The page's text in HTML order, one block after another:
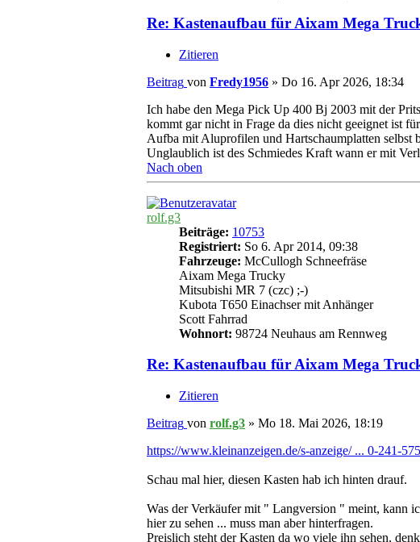
Re: Kastenaufbau für Aixam Mega
Zitieren
Beitrag von Fredy1956 » Do 16. Apr 2026, 18:34
Ich habe den Mega Pick Up 400 Bj 2003 mit der
kommt gar nicht in Frage da dies nicht geeignet ist
Aufba mit Aluprofilen und Hartschaumplatten selbst
Unglaublich ist des Schmiedes Kraft wann er mit
Nach oben
rolf.g3
Beiträge: 10753
Registriert: So 6. Apr 2014, 09:38
Fahrzeuge: McCullogh Schneefräse
Aixam Mega Trucky
Mitsubishi MR 7 (czc) ;-)
Kubota T650 Einachser mit Anhänger
Scott Fahrrad
Wohnort: 98724 Neuhaus am Rennweg
Re: Kastenaufbau für Aixam Mega
Zitieren
Beitrag von rolf.g3 » Mo 18. Mai 2026, 18:19
https://www.kleinanzeigen.de/s-anzeige/ ... 0-241-
Schau mal hier, diesen Kasten hab ich hinten drauf.
Was der Verkäufer mit " Langversion " meint, kann
hier zu sehen ... muss man aber hinterfragen.
Preislich steht der Kasten da wo viele ihn sehen,